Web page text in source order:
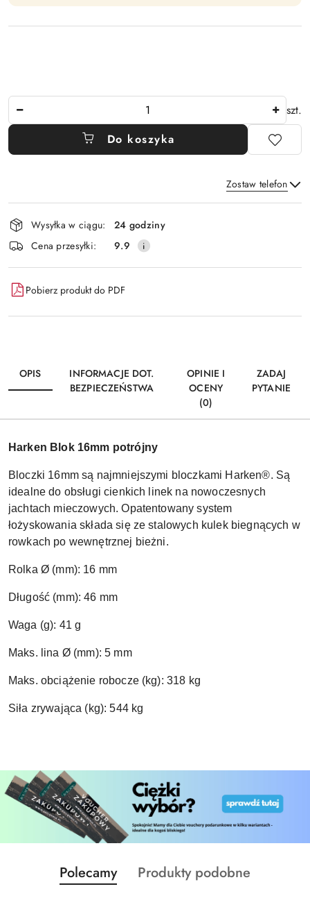
szt.
Do koszyka
Zostaw telefon
Wyślij
Dostępność
i
dostawa
Wysyłka w ciągu:
24 godziny
Cena przesyłki:
9.9
Pobierz produkt do PDF
OPIS
INFORMACJE DOT.
BEZPIECZEŃSTWA
OPINIE I
OCENY
(0)
ZADAJ
PYTANIE
Harken Blok 16mm potrójny
Bloczki 16mm są najmniejszymi bloczkami Harken®. Są
idealne do obsługi cienkich linek na nowoczesnych
jachtach mieczowych. Opatentowany system
łożyskowania składa się ze stalowych kulek biegnących w
rowkach po wewnętrznej bieżni.
Rolka Ø (mm): 16 mm
Długość (mm): 46 mm
Waga (g): 41 g
Maks. lina Ø (mm): 5 mm
Maks. obciążenie robocze (kg): 318 kg
Siła zrywająca (kg): 544 kg
Pomiń karuzelę produktów
Produkty
o
Polecamy
Produkty
Produkty podobne